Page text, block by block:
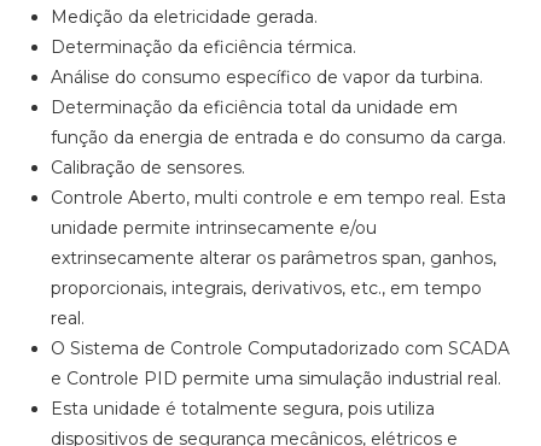
Medição da eletricidade gerada.
Determinação da eficiência térmica.
Análise do consumo específico de vapor da turbina.
Determinação da eficiência total da unidade em
função da energia de entrada e do consumo da carga.
Calibração de sensores.
Controle Aberto, multi controle e em tempo real. Esta
unidade permite intrinsecamente e/ou
extrinsecamente alterar os parâmetros span, ganhos,
proporcionais, integrais, derivativos, etc., em tempo
real.
O Sistema de Controle Computadorizado com SCADA
e Controle PID permite uma simulação industrial real.
Esta unidade é totalmente segura, pois utiliza
dispositivos de segurança mecânicos, elétricos e